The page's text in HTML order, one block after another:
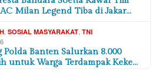
Milan Legend Tiba di Jakar…
, SOSIAL MASYARAKAT, TNI
Polda Banten Salurkan 8.000
untuk Warga Terdampak Keke…